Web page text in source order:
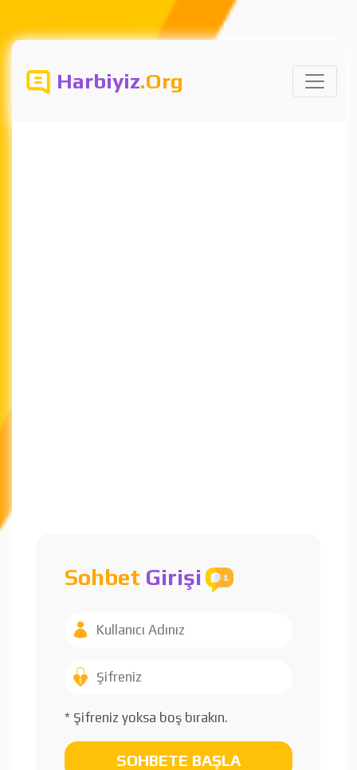
Harbiyiz.Org
Sohbet Girişi
* Şifreniz yoksa boş bırakın.
SOHBETE BAŞLA